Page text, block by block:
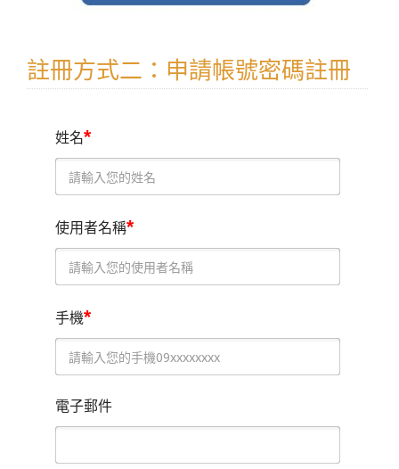
註冊方式二：申請帳號密碼註冊
姓名*
使用者名稱*
手機*
電子郵件